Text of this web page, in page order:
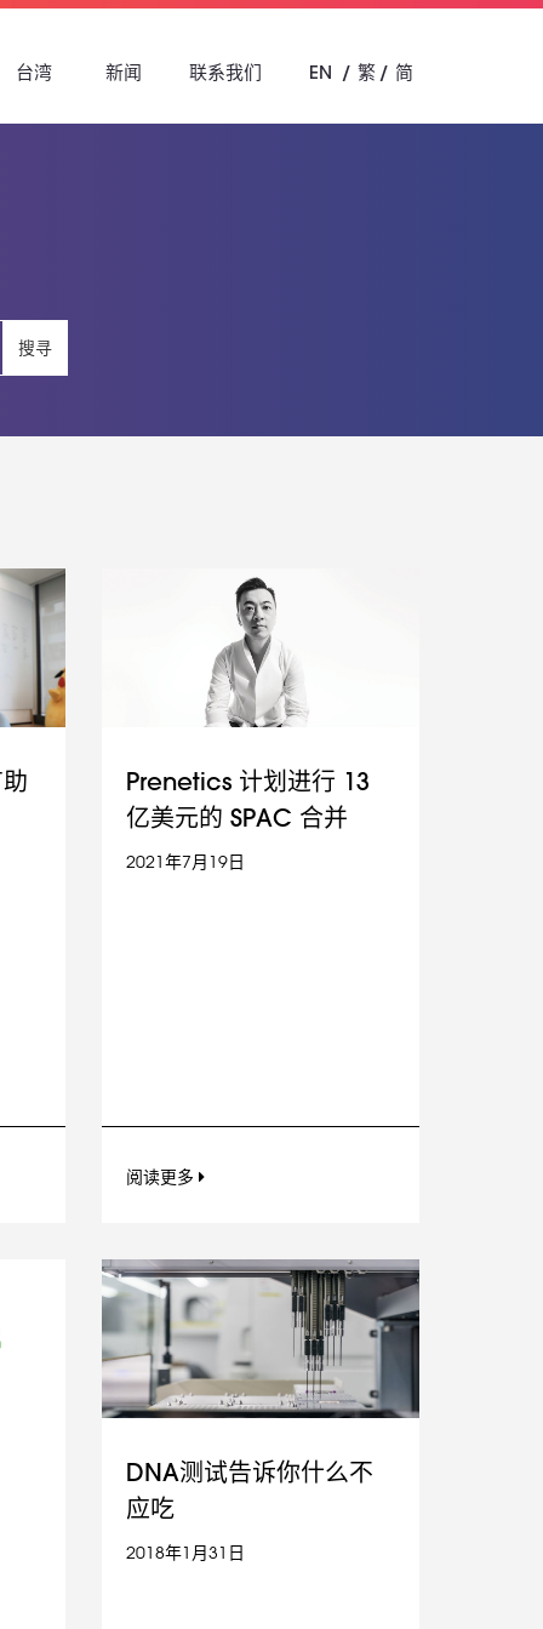
台湾 新闻 联系我们 EN 繁 简
搜寻
Prenetics 计划进行 13
亿美元的 SPAC 合并
2021年7月19日
阅读更多
DNA测试告诉你什么不
应吃
2018年1月31日